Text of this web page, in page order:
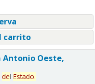
carrito
Oeste,
del Estado.